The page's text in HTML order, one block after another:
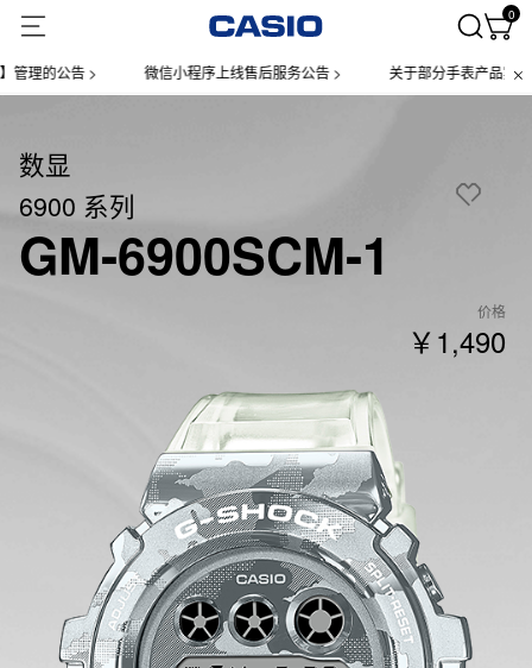
0
公告 > 微信小程序上线售后服务公告 > 关于部分手表产品实施【一
数显
6900 系列
GM-6900SCM-1
价格
￥1,490